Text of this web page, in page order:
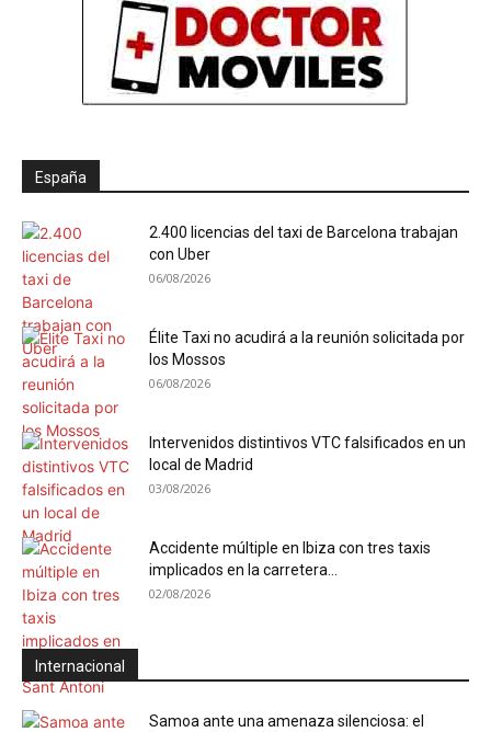
España
2.400 licencias del taxi de Barcelona trabajan
con Uber
06/08/2026
Élite Taxi no acudirá a la reunión solicitada por
los Mossos
06/08/2026
Intervenidos distintivos VTC falsificados en un
local de Madrid
03/08/2026
Accidente múltiple en Ibiza con tres taxis
implicados en la carretera...
02/08/2026
Internacional
Samoa ante una amenaza silenciosa: el